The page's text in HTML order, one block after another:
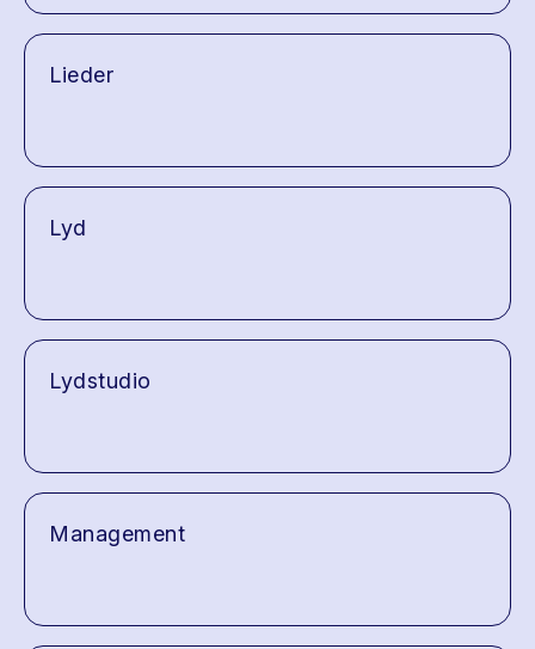
Lieder
Lyd
Lydstudio
Management